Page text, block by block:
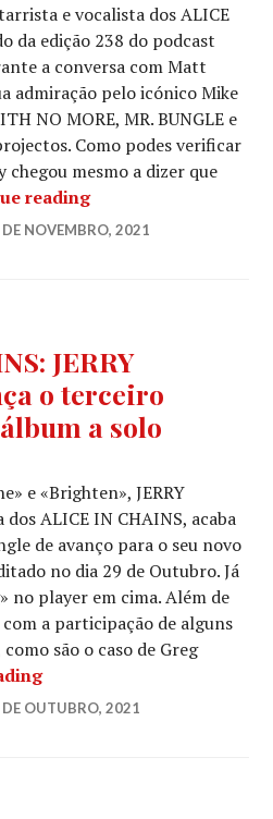
e vocalista dos ALICE
da edição 238 do podcast
a conversa com Matt
admiração pelo icónico Mike
NO MORE, MR. BUNGLE e
Como podes verificar
chegou mesmo a dizer que
readingJERRY CANTRELL:
NOVEMBRO, 2021
JERRY
o terceiro
a solo
e «Brighten», JERRY
ALICE IN CHAINS, acaba
de avanço para o seu novo
no dia 29 de Outubro. Já
no player em cima. Além de
a participação de alguns
são o caso de Greg
ALICE IN CHAINS:
OUTUBRO, 2021